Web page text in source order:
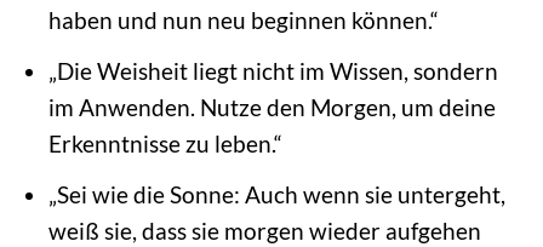
haben und nun neu beginnen können.“
„Die Weisheit liegt nicht im Wissen, sondern
im Anwenden. Nutze den Morgen, um deine
Erkenntnisse zu leben.“
„Sei wie die Sonne: Auch wenn sie untergeht,
weiß sie, dass sie morgen wieder aufgehen